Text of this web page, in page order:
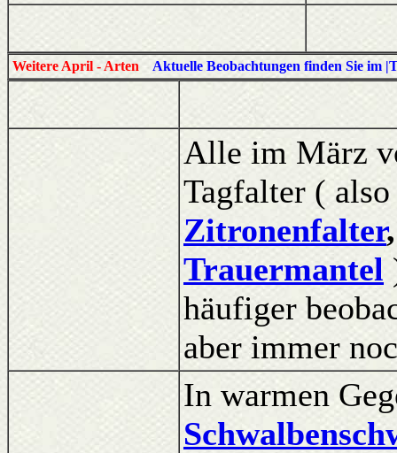
Weitere April - Arten Aktuelle Beobachtungen finden Sie im
Alle im März
Tagfalter (
Zitronenfalter
Trauermantel
häufiger
aber immer
In warmen